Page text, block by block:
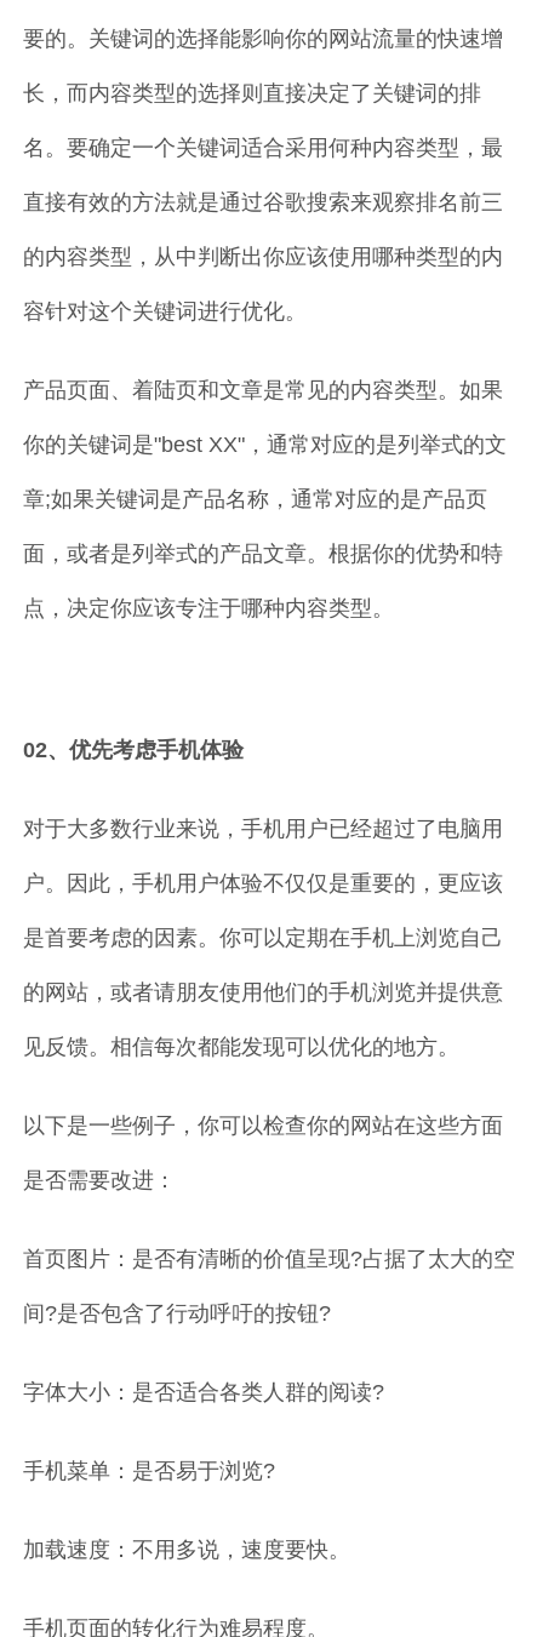
要的。关键词的选择能影响你的网站流量的快速增
长，而内容类型的选择则直接决定了关键词的排
名。要确定一个关键词适合采用何种内容类型，最
直接有效的方法就是通过谷歌搜索来观察排名前三
的内容类型，从中判断出你应该使用哪种类型的内
容针对这个关键词进行优化。
产品页面、着陆页和文章是常见的内容类型。如果
你的关键词是"best XX"，通常对应的是列举式的文
章;如果关键词是产品名称，通常对应的是产品页
面，或者是列举式的产品文章。根据你的优势和特
点，决定你应该专注于哪种内容类型。
02、优先考虑手机体验
对于大多数行业来说，手机用户已经超过了电脑用
户。因此，手机用户体验不仅仅是重要的，更应该
是首要考虑的因素。你可以定期在手机上浏览自己
的网站，或者请朋友使用他们的手机浏览并提供意
见反馈。相信每次都能发现可以优化的地方。
以下是一些例子，你可以检查你的网站在这些方面
是否需要改进：
首页图片：是否有清晰的价值呈现?占据了太大的空
间?是否包含了行动呼吁的按钮?
字体大小：是否适合各类人群的阅读?
手机菜单：是否易于浏览?
加载速度：不用多说，速度要快。
手机页面的转化行为难易程度。